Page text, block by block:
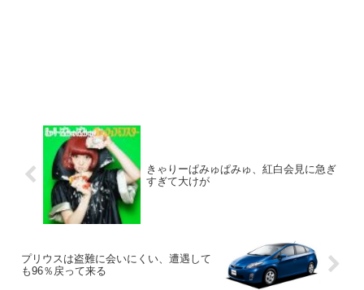
きゃりーぱみゅぱみゅ、紅白会見に急ぎ
すぎて大けが
プリウスは盗難に会いにくい、遭遇して
も96％戻って来る